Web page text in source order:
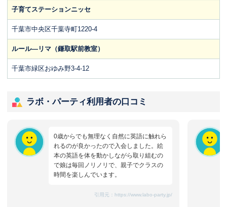
子育てステーションニッセ
千葉市中央区千葉寺町1220-4
ルール―リマ（鎌取駅前教室）
千葉市緑区おゆみ野3-4-12
ラボ・パーティ利用者の口コミ
0歳からでも無理なく自然に英語に触れら
れるのが良かったので入会しました。絵
本の英語を体を動かしながら取り組むの
で娘は毎回ノリノリで、親子でクラスの
時間を楽しんでいます。
引用元： https://www.labo-party.jp/